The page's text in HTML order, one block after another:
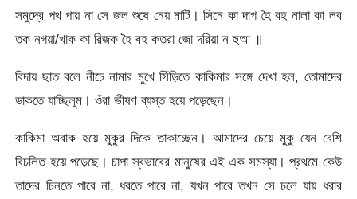
সমুদ্রে পথ পায় না সে জল শুষে নেয় মাটি। সিনে কা দাগ হৈ বহ নালা কা লব
তক নগয়া/খাক কা রিজক হৈ বহ কতরা জো দরিয়া ন হুআ ॥
বিদায় ছাত বলে নীচে নামার মুখে সিঁড়িতে কাকিমার সঙ্গে দেখা হল, তোমাদের
ডাকতে যাচ্ছিলুম। ওঁরা ভীষণ ব্যস্ত হয়ে পড়েছেন।
কাকিমা অবাক হয়ে মুকুর দিকে তাকাচ্ছেন। আমাদের চেয়ে মুকু যেন বেশি
বিচলিত হয়ে পড়েছে। চাপা স্বভাবের মানুষের এই এক সমস্যা। প্রথমে কেউ
তাদের চিনতে পারে না, ধরতে পারে না, যখন পারে তখন সে চলে যায় ধরার